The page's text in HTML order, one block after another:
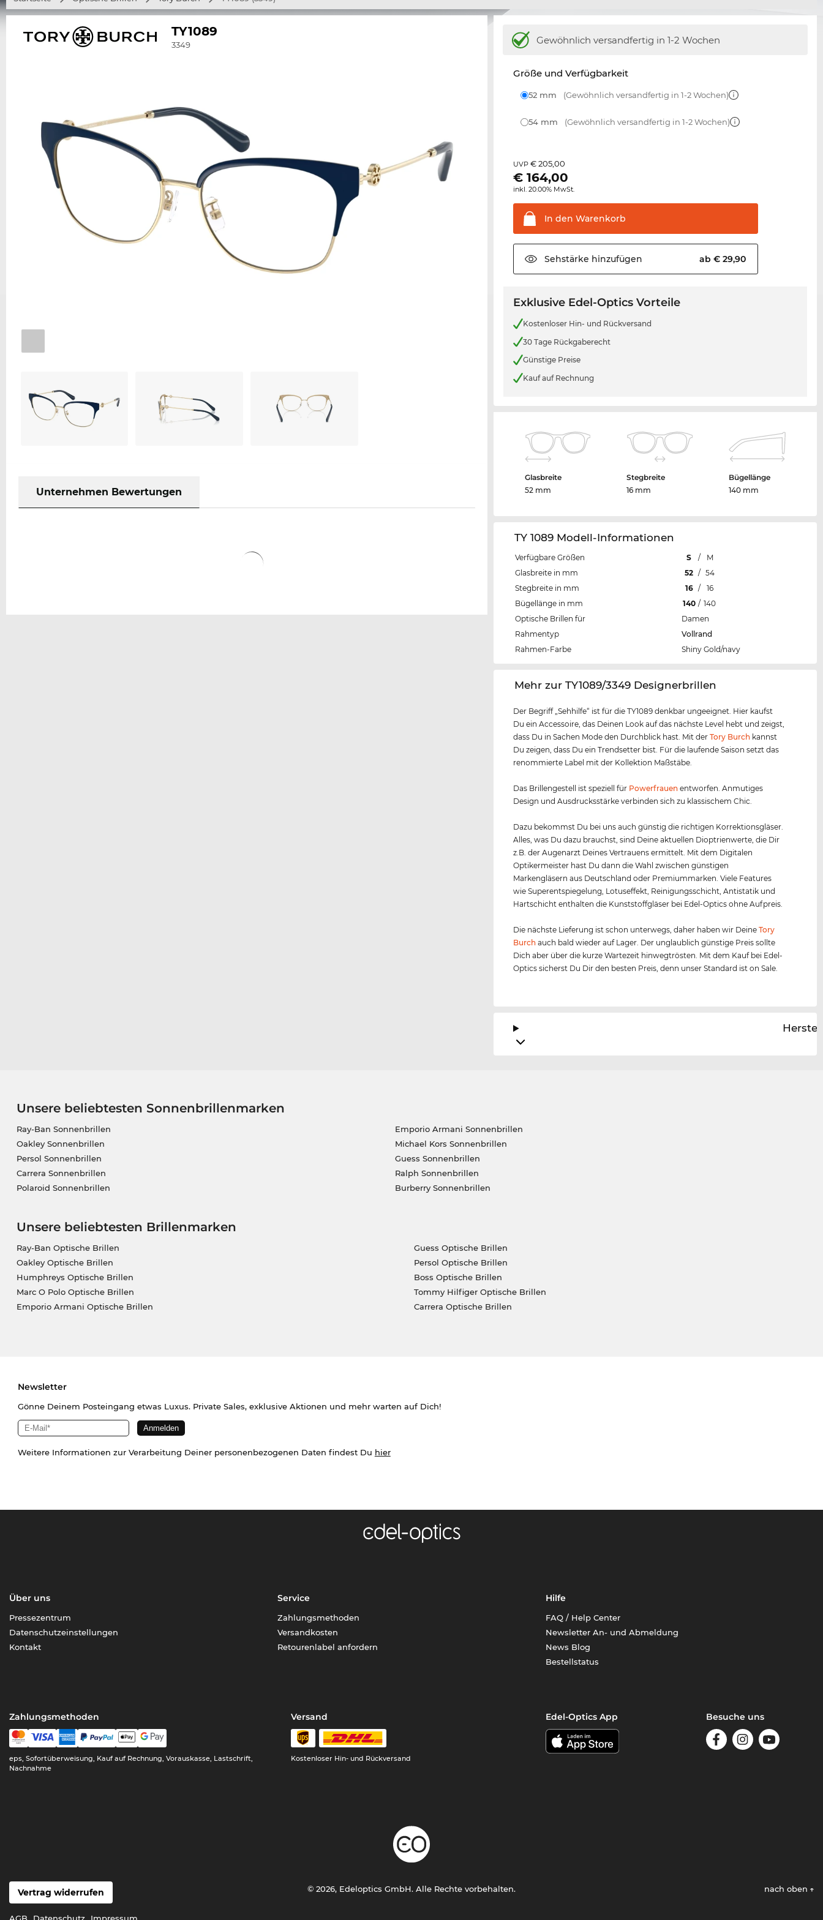
TY1089
3349
Unternehmen Bewertungen
Gewöhnlich versandfertig in 1-2 Wochen
Größe und Verfügbarkeit
52 mm (Gewöhnlich versandfertig in 1-2 Wochen)
54 mm (Gewöhnlich versandfertig in 1-2 Wochen)
UVP€ 205,00
€164,00
inkl. 20.00% MwSt.
In den Warenkorb
Sehstärke hinzufügen ab € 29,90
Exklusive Edel-Optics Vorteile
Kostenloser Hin- und Rückversand
30 Tage Rückgaberecht
Günstige Preise
Kauf auf Rechnung
Glasbreite
52 mm
Stegbreite
16 mm
Bügellänge
140 mm
TY 1089 Modell-Informationen
Verfügbare Größen S /
M
Glasbreite in mm
52 / 54
Stegbreite in mm
16 /
16
Bügellänge in mm
140 / 140
Optische Brillen für
Damen
Rahmentyp
Vollrand
Rahmen-Farbe
Shiny Gold/navy
‌Mehr zur TY1089/3349 Designerbrillen
Der Begriff „Sehhilfe“ ist für die TY1089 denkbar ungeeignet. Hier kaufst
Du ein Accessoire, das Deinen Look auf das nächste Level hebt und zeigst,
dass Du in Sachen Mode den Durchblick hast. Mit derTory Burch kannst
Du zeigen, dass Du ein Trendsetter bist. Für die laufende Saison setzt das
renommierte Label mit der Kollektion Maßstäbe.
Das Brillengestell ist speziell für Powerfrauen entworfen. Anmutiges
Design und Ausdrucksstärke verbinden sich zu klassischem Chic.
Dazu bekommst Du bei uns auch günstig die richtigen Korrektionsgläser.
Alles, was Du dazu brauchst, sind Deine aktuellen Dioptrienwerte, die Dir
z.B. der Augenarzt Deines Vertrauens ermittelt. Mit dem Digitalen
Optikermeister hast Du dann die Wahl zwischen günstigen
Markengläsern aus Deutschland oder Premiummarken. Viele Features
wie Superentspiegelung, Lotuseffekt, Reinigungsschicht, Antistatik und
Hartschicht enthalten die Kunststoffgläser bei Edel-Optics ohne Aufpreis.
Die nächste Lieferung ist schon unterwegs, daher haben wir DeineTory
Burch auch bald wieder auf Lager. Der unglaublich günstige Preis sollte
Dich aber über die kurze Wartezeit hinwegtrösten. Mit dem Kauf bei Edel-
Optics sicherst Du Dir den besten Preis, denn unser Standard ist on Sale.
Unsere beliebtesten Sonnenbrillenmarken
Ray-Ban Sonnenbrillen
Oakley Sonnenbrillen
Persol Sonnenbrillen
Carrera Sonnenbrillen
Polaroid Sonnenbrillen
Emporio Armani Sonnenbrillen
Michael Kors Sonnenbrillen
Guess Sonnenbrillen
Ralph Sonnenbrillen
Burberry Sonnenbrillen
Unsere beliebtesten Brillenmarken
Ray-Ban Optische Brillen
Oakley Optische Brillen
Humphreys Optische Brillen
Marc O Polo Optische Brillen
Emporio Armani Optische Brillen
Guess Optische Brillen
Persol Optische Brillen
Boss Optische Brillen
Tommy Hilfiger Optische Brillen
Carrera Optische Brillen
Newsletter
Gönne Deinem Posteingang etwas Luxus. Private Sales, exklusive Aktionen und mehr warten auf Dich!
Weitere Informationen zur Verarbeitung Deiner personenbezogenen Daten findest Du hier
Über uns
Pressezentrum
Datenschutzeinstellungen
Kontakt
Service
Zahlungsmethoden
Versandkosten
Retourenlabel anfordern
Hilfe
FAQ / Help Center
Newsletter An- und Abmeldung
News Blog
Bestellstatus
Zahlungsmethoden
eps, Sofortüberweisung, Kauf auf Rechnung, Vorauskasse, Lastschrift,
Nachnahme
Versand
Kostenloser Hin- und Rückversand
Edel-Optics App Besuche uns
Vertrag widerrufen
AGB Datenschutz Impressum
© 2026, Edeloptics GmbH. Alle Rechte vorbehalten. nach oben